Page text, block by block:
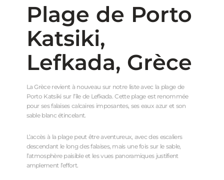
Plage de Porto
Katsiki,
Lefkada, Grèce
La Grèce revient à nouveau sur notre liste avec la plage de
Porto Katsiki sur l’île de Lefkada. Cette plage est renommée
pour ses falaises calcaires imposantes, ses eaux azur et son
sable blanc étincelant.
L’accès à la plage peut être aventureux, avec des escaliers
descendant le long des falaises, mais une fois sur le sable,
l’atmosphère paisible et les vues panoramiques justifient
amplement l’effort.